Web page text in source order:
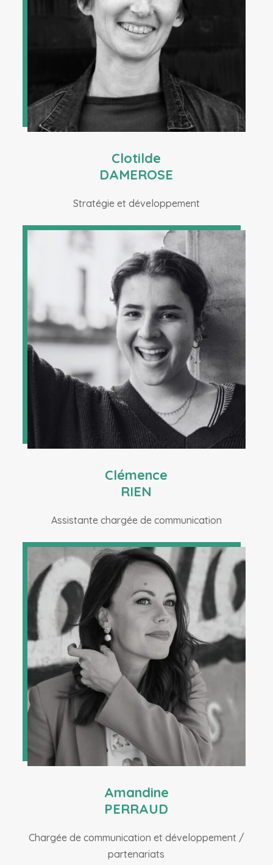
Clotilde
DAMEROSE
Stratégie et développement
Clémence
RIEN
Assistante chargée de communication
Amandine
PERRAUD
Chargée de communication et développement /
partenariats